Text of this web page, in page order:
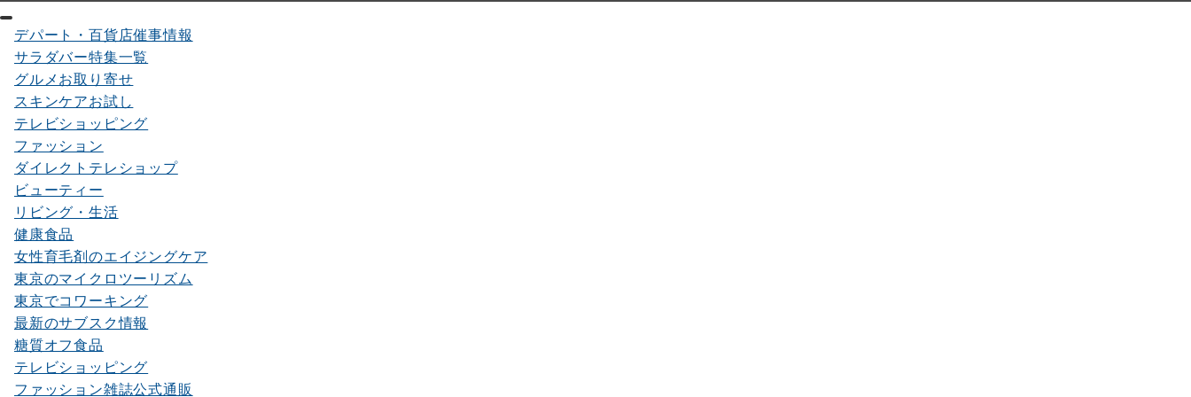
デパート・百貨店催事情報
サラダバー特集一覧
グルメお取り寄せ
スキンケアお試し
テレビショッピング
ファッション
ダイレクトテレショップ
ビューティー
リビング・生活
健康食品
女性育毛剤のエイジングケア
東京のマイクロツーリズム
東京でコワーキング
最新のサブスク情報
糖質オフ食品
テレビショッピング
ファッション雑誌公式通販